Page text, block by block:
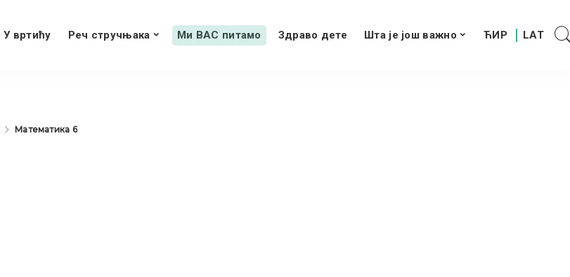
У вртићу Реч стручњака Ми ВАС питамо Здраво дете Шта је још важно
Математика 6